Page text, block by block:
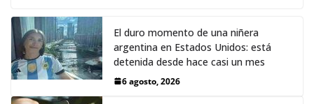
El duro momento de una niñera
argentina en Estados Unidos: está
detenida desde hace casi un mes
6 agosto, 2026